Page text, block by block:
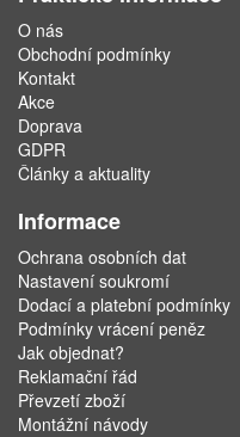
O nás
Obchodní podmínky
Kontakt
Akce
Doprava
GDPR
Články a aktuality
Informace
Ochrana osobních dat
Nastavení soukromí
Dodací a platební podmínky
Podmínky vrácení peněz
Jak objednat?
Reklamační řád
Převzetí zboží
Montážní návody